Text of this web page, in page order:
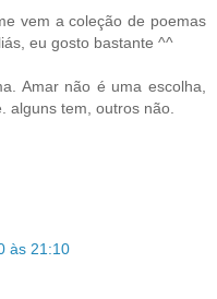
vem a coleção de poemas
eu gosto bastante ^^
Amar não é uma escolha,
alguns tem, outros não.
às 21:10